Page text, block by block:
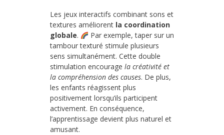
Les jeux interactifs combinant sons et
textures améliorent la coordination
globale.
Par exemple, taper sur un
tambour texturé stimule plusieurs
sens simultanément. Cette double
stimulation encourage la créativité et
la compréhension des causes. De plus,
les enfants réagissent plus
positivement lorsqu’ils participent
activement. En conséquence,
l’apprentissage devient plus naturel et
amusant.